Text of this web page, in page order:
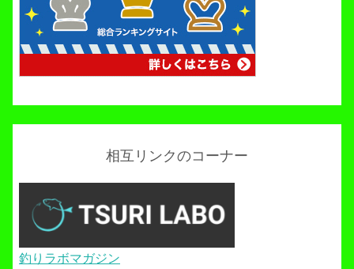
相互リンクのコーナー
釣りラボマガジン